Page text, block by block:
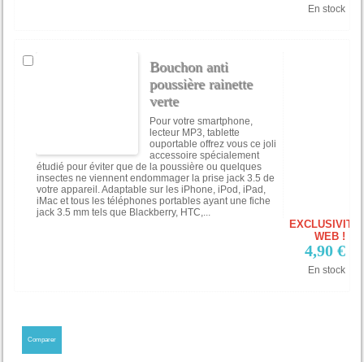
En stock
Bouchon anti
poussière rainette
verte
Pour votre smartphone,
lecteur MP3, tablette
ouportable offrez vous ce joli
accessoire spécialement
étudié pour éviter que de la poussière ou quelques
insectes ne viennent endommager la prise jack 3.5 de
votre appareil. Adaptable sur les iPhone, iPod, iPad,
iMac et tous les téléphones portables ayant une fiche
jack 3.5 mm tels que Blackberry, HTC,...
EXCLUSIVITÉ
WEB !
4,90 €
En stock